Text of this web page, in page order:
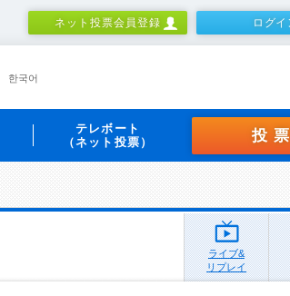
ネット投票会員登録 ログイ
한국어
テレボート
（ネット投票）
投票
ライブ&
リプレイ